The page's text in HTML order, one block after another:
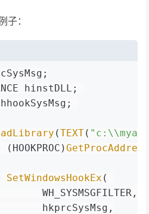
：
hinstDLL;
hhookSysMsg;
(TEXT(
GetProcAddress
SetWindowsHookEx (
WH_SYSMSGFILTER,
hkprcSysMsg,